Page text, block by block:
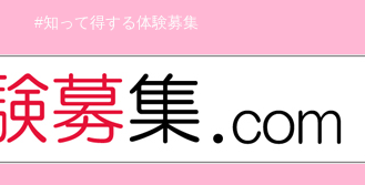
#知って得する体験募集